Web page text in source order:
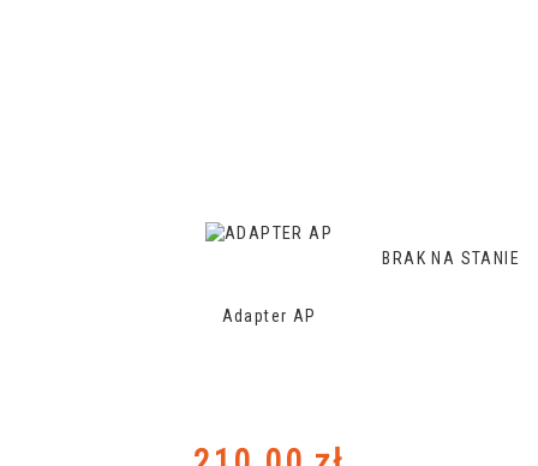
BRAK NA STANIE
Adapter AP